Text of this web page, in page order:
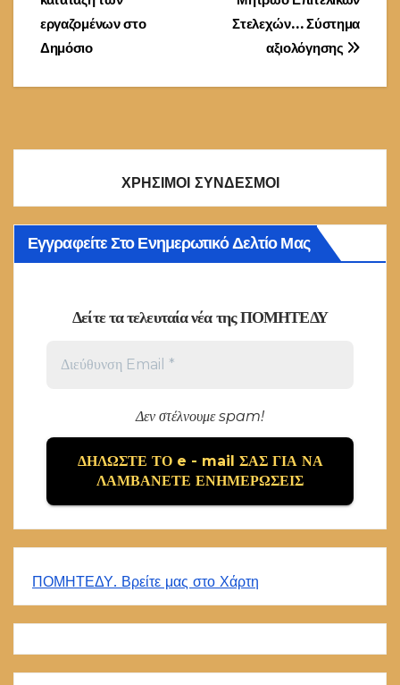
άρθρων
Στελεχών… Σύστημα
αξιολόγησης
εργαζομένων στο
Δημόσιο
ΧΡΗΣΙΜΟΙ ΣΥΝΔΕΣΜΟΙ
Εγγραφείτε Στο Ενημερωτικό Δελτίο Μας
Δείτε τα τελευταία νέα της ΠΟΜΗΤΕΔΥ
Δεν στέλνουμε spam!
ΠΟΜΗΤΕΔΥ. Βρείτε μας στο Χάρτη